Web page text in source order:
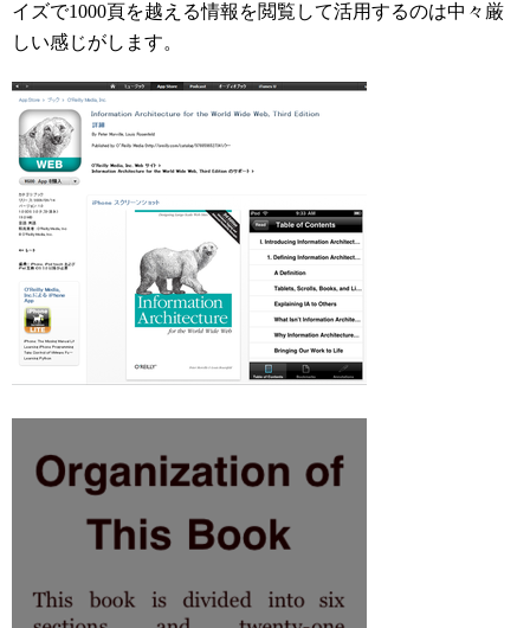
イズで1000頁を越える情報を閲覧して活用するのは中々厳
しい感じがします。